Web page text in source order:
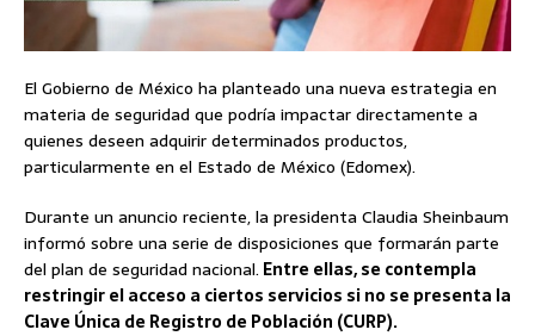
El Gobierno de México ha planteado una nueva estrategia en
materia de seguridad que podría impactar directamente a
quienes deseen adquirir determinados productos,
particularmente en el Estado de México (Edomex).
Durante un anuncio reciente, la presidenta Claudia Sheinbaum
informó sobre una serie de disposiciones que formarán parte
del plan de seguridad nacional. Entre ellas, se contempla
restringir el acceso a ciertos servicios si no se presenta la
Clave Única de Registro de Población (CURP).